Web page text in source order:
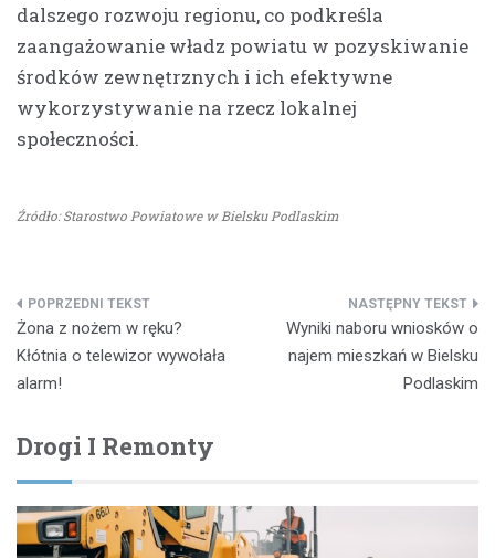
dalszego rozwoju regionu, co podkreśla
zaangażowanie władz powiatu w pozyskiwanie
środków zewnętrznych i ich efektywne
wykorzystywanie na rzecz lokalnej
społeczności.
Źródło: Starostwo Powiatowe w Bielsku Podlaskim
Nawigacja
wpisu
Żona z nożem w ręku?
Kłótnia o telewizor wywołała
alarm!
Wyniki naboru wniosków o
najem mieszkań w Bielsku
Podlaskim
Drogi I Remonty